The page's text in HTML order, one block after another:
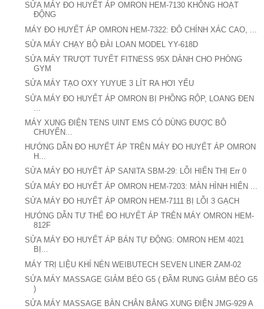
SỬA MÁY ĐO HUYẾT ÁP OMRON HEM-7130 KHÔNG HOẠT
ĐỘNG
MÁY ĐO HUYẾT ÁP OMRON HEM-7322: ĐÔ CHÍNH XÁC CAO, ...
SỬA MÁY CHẠY BỘ ĐÀI LOAN MODEL YY-618D
SỬA MÁY TRƯỢT TUYẾT FITNESS 95X DÀNH CHO PHÒNG
GYM
SỬA MÁY TẠO OXY YUYUE 3 LÍT RA HƠI YẾU
SỬA MÁY ĐO HUYẾT ÁP OMRON BỊ PHỒNG RỘP, LOANG ĐEN
MÁY XUNG ĐIỆN TENS UINT EMS CÓ DÙNG ĐƯỢC BÔ
CHUYỂN...
HƯỚNG DẪN ĐO HUYẾT ÁP TRÊN MÁY ĐO HUYẾT ÁP OMRON
H...
SỬA MÁY ĐO HUYẾT ÁP SANITA SBM-29: LỖI HIỂN THỊ Err 0
SỬA MÁY ĐO HUYẾT ÁP OMRON HEM-7203: MÀN HÌNH HIỂN ...
SỬA MÁY ĐO HUYẾT ÁP OMRON HEM-7111 BỊ LỖI 3 GẠCH
HƯỚNG DẪN TƯ THẾ ĐO HUYẾT ÁP TRÊN MÁY OMRON HEM-
812F
SỬA MÁY ĐO HUYẾT ÁP BÁN TỰ ĐỘNG: OMRON HEM 4021
BỊ...
MÁY TRỊ LIỆU KHÍ NÉN WEIBUTECH SEVEN LINER ZAM-02
SỬA MÁY MASSAGE GIẢM BÉO G5 ( ĐẦM RUNG GIẢM BÉO G5
)
SỬA MÁY MASSAGE BÀN CHÂN BẰNG XUNG ĐIỆN JMG-929 A